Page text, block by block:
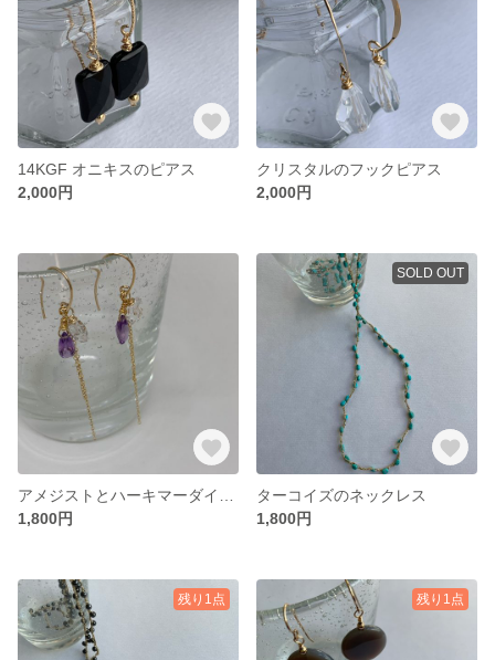
14KGF オニキスのピアス
2,000円
クリスタルのフックピアス
2,000円
1,800円
SOLD OUT
ターコイズのネックレス
1,800円
残り1点 残り1点